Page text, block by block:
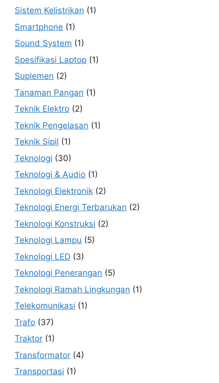
Sistem Kelistrikan (1)
Smartphone (1)
Sound System (1)
Spesifikasi Laptop (1)
Suplemen (2)
Tanaman Pangan (1)
Teknik Elektro (2)
Teknik Pengelasan (1)
Teknik Sipil (1)
Teknologi (30)
Teknologi & Audio (1)
Teknologi Elektronik (2)
Teknologi Energi Terbarukan (2)
Teknologi Konstruksi (2)
Teknologi Lampu (5)
Teknologi LED (3)
Teknologi Penerangan (5)
Teknologi Ramah Lingkungan (1)
Telekomunikasi (1)
Trafo (37)
Traktor (1)
Transformator (4)
Transportasi (1)